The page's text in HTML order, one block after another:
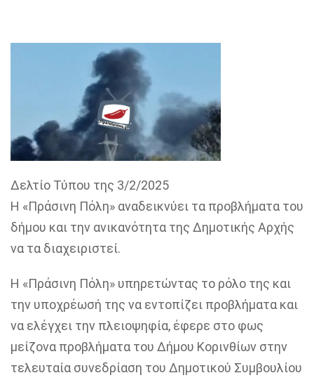
Δελτίο Τύπου της 3/2/2025
Η «Πράσινη Πόλη» αναδεικνύει τα προβλήματα του
δήμου και την ανικανότητα της Δημοτικής Αρχής
να τα διαχειριστεί.
Η «Πράσινη Πόλη» υπηρετώντας το ρόλο της και
την υποχρέωσή της να εντοπίζει προβλήματα και
να ελέγχει την πλειοψηφία, έφερε στο φως
μείζονα προβλήματα του Δήμου Κορινθίων στην
τελευταία συνεδρίαση του Δημοτικού Συμβουλίου